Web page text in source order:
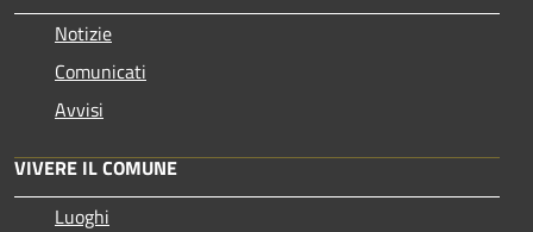
Notizie
Comunicati
Avvisi
VIVERE IL COMUNE
Luoghi